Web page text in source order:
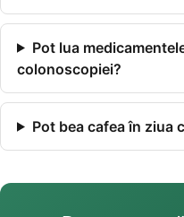
Pot lua
colonoscopiei?
Pot bea cafea în ziua